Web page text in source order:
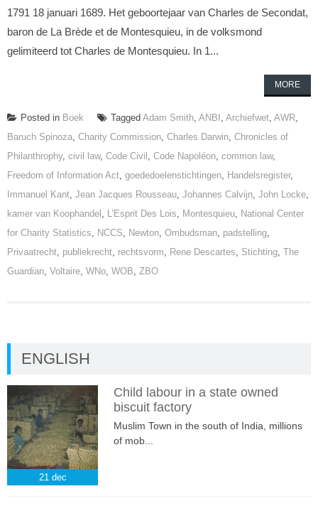
1791 18 januari 1689. Het geboortejaar van Charles de Secondat,
baron de La Brède et de Montesquieu, in de volksmond
gelimiteerd tot Charles de Montesquieu. In 1...
MORE
Posted in Boek Tagged Adam Smith, ANBI , Archiefwet, AWR,
Baruch Spinoza, Charity Commission, Charles Darwin, Chronicles of
Philanthrophy, civil law, Code Civil , Code Napoléon, common law,
Freedom of Information Act, goededoelenstichtingen, Handelsregister,
Immanuel Kant, Jean Jacques Rousseau, Johannes Calvijn, John Locke,
kamer van Koophandel , L’Esprit Des Lois, Montesquieu, National Center
for Charity Statistics, NCCS, Newton, Ombudsman, padstelling,
Privaatrecht, publiekrecht, rechtsvorm, Rene Descartes, Stichting, The
Guardian, Voltaire, WNo, WOB, ZBO
ENGLISH
21 dec
Child labour in a state owned
biscuit factory
Muslim Town in the south of India, millions
of mob...